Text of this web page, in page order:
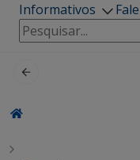
Informativos
Pesquisar
por: